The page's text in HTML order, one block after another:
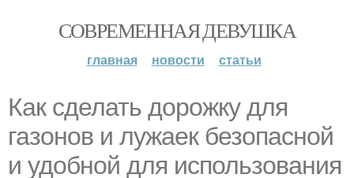
СОВРЕМЕННАЯ ДЕВУШКА
главная новости статьи
Как сделать дорожку для
газонов и лужаек безопасной
и удобной для использования